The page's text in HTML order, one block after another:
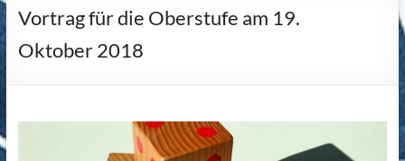
Vortrag für die Oberstufe am 19.
Oktober 2018